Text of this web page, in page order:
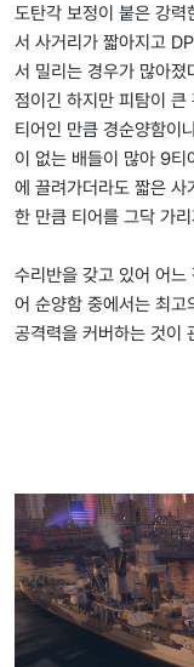
도탄각 보정이 붙은 강력
서 사거리가 짧아지고
서 밀리는 경우가 많아
점이긴 하지만 피탐이
티어인 만큼 경순양함이
이 없는 배들이 많아 9
에 끌려가더라도 짧은
한 만큼 티어를 그닥 가
수리반을 갖고 있어 어
어 순양함 중에서는 최
공격력을 커버하는 것이